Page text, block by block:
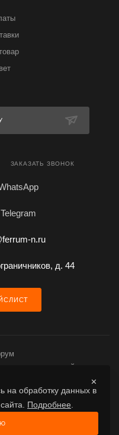
ЗАКАЗАТЬ ЗВОНОК
n.ru
д. 44
предварительной
на обработку данных в
Подробнее